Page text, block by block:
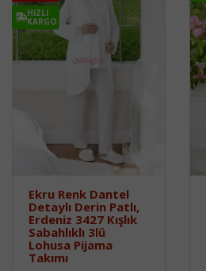
HIZLI
KARGO
Ekru Renk Dantel
Detaylı Derin Patlı,
Erdeniz 3427 Kışlık
Sabahlıklı 3lü
Lohusa Pijama
Takımı